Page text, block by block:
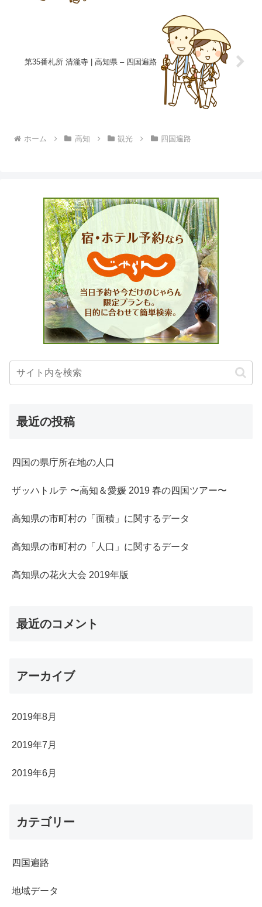
第35番札所 清瀧寺 | 高知県 – 四国遍路
ホーム 高知 観光 四国遍路
最近の投稿
四国の県庁所在地の人口
ザッハトルテ 〜高知＆愛媛 2019 春の四国ツアー〜
高知県の市町村の「面積」に関するデータ
高知県の市町村の「人口」に関するデータ
高知県の花火大会 2019年版
最近のコメント
アーカイブ
2019年8月
2019年7月
2019年6月
カテゴリー
四国遍路
地域データ